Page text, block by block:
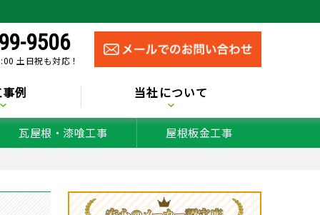
9506
土日祝も対応！
例 当社について
瓦屋根・漆喰工事 屋根板金工事